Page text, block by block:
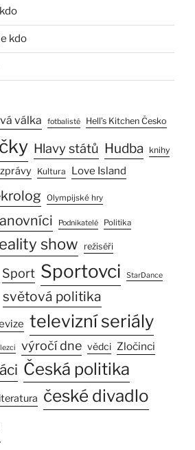
kdo
válka fotbalisté Hell’s Kitchen Česko
Hlavy států Hudba knihy
Kultura Love Island
Olympijské hry
Podnikatelé Politika
show režiséři
Sport Sportovci StarDance
světová politika
televizní seriály
výročí dne vědci Zločinci
Česká politika
české divadlo